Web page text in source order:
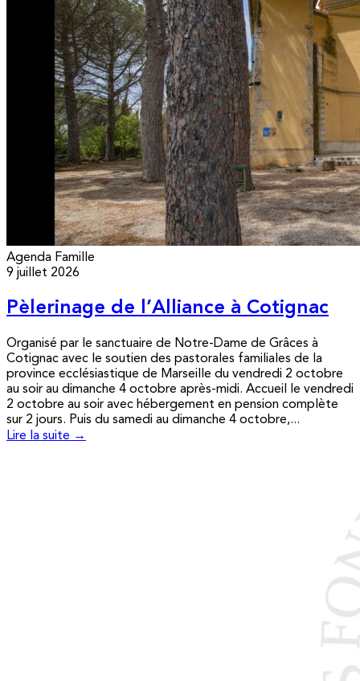
Agenda Famille
9 juillet 2026
Pèlerinage de l’Alliance à Cotignac
Organisé par le sanctuaire de Notre-Dame de Grâces à
Cotignac avec le soutien des pastorales familiales de la
province ecclésiastique de Marseille du vendredi 2 octobre
au soir au dimanche 4 octobre après-midi. Accueil le vendredi
2 octobre au soir avec hébergement en pension complète
sur 2 jours. Puis du samedi au dimanche 4 octobre,...
Lire la suite →